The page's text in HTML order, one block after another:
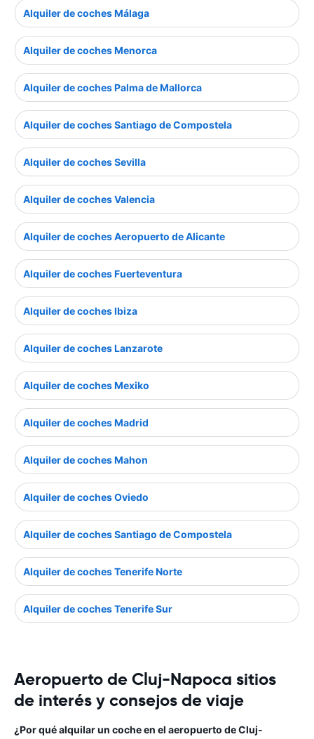
Alquiler de coches Málaga
Alquiler de coches Menorca
Alquiler de coches Palma de Mallorca
Alquiler de coches Santiago de Compostela
Alquiler de coches Sevilla
Alquiler de coches Valencia
Alquiler de coches Aeropuerto de Alicante
Alquiler de coches Fuerteventura
Alquiler de coches Ibiza
Alquiler de coches Lanzarote
Alquiler de coches Mexiko
Alquiler de coches Madrid
Alquiler de coches Mahon
Alquiler de coches Oviedo
Alquiler de coches Santiago de Compostela
Alquiler de coches Tenerife Norte
Alquiler de coches Tenerife Sur
Aeropuerto de Cluj-Napoca sitios
de interés y consejos de viaje
¿Por qué alquilar un coche en el aeropuerto de Cluj-